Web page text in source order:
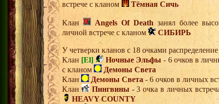
встрече с кланом
Тёмная Сичь
Клан Angels Of Death занял более
личной встрече с кланом
СИБИРЬ
У четверки кланов с 18 очками
Клан [El] Ночные Эльфы - 6 очков в
с кланом
Демоны Света
Клан
Демоны Света - 6 очков в личных
Клан
Пингвины - 3 очка в личных
HEAVY COUNTY